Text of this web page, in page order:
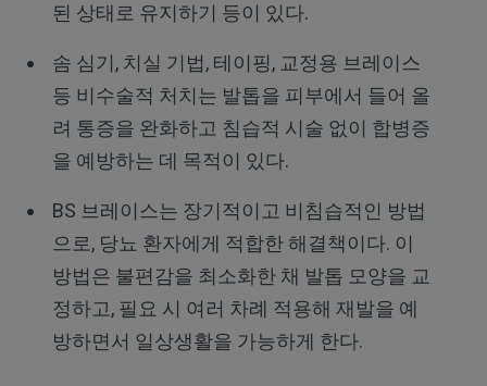
된 상태로 유지하기 등이 있다.
솜 심기, 치실 기법, 테이핑, 교정용 브레이스
등 비수술적 처치는 발톱을 피부에서 들어 올
려 통증을 완화하고 침습적 시술 없이 합병증
을 예방하는 데 목적이 있다.
BS 브레이스는 장기적이고 비침습적인 방법
으로, 당뇨 환자에게 적합한 해결책이다. 이
방법은 불편감을 최소화한 채 발톱 모양을 교
정하고, 필요 시 여러 차례 적용해 재발을 예
방하면서 일상생활을 가능하게 한다.